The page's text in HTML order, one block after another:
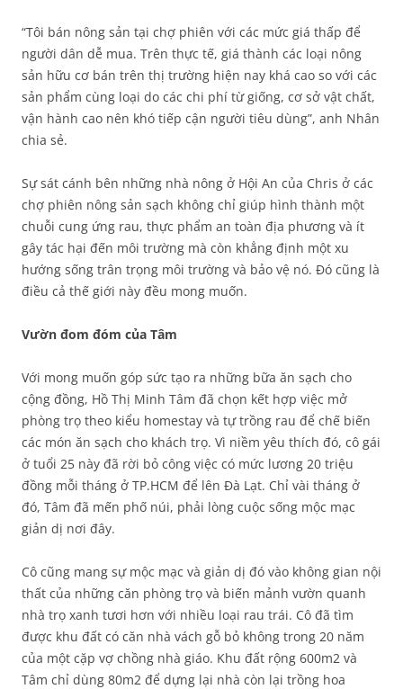
“Tôi bán nông sản tại chợ phiên với các mức giá thấp để
người dân dễ mua. Trên thực tế, giá thành các loại nông
sản hữu cơ bán trên thị trường hiện nay khá cao so với các
sản phẩm cùng loại do các chi phí từ giống, cơ sở vật chất,
vận hành cao nên khó tiếp cận người tiêu dùng”, anh Nhân
chia sẻ.
Sự sát cánh bên những nhà nông ở Hội An của Chris ở các
chợ phiên nông sản sạch không chỉ giúp hình thành một
chuỗi cung ứng rau, thực phẩm an toàn địa phương và ít
gây tác hại đến môi trường mà còn khẳng định một xu
hướng sống trân trọng môi trường và bảo vệ nó. Đó cũng là
điều cả thế giới này đều mong muốn.
Vườn đom đóm của Tâm
Với mong muốn góp sức tạo ra những bữa ăn sạch cho
cộng đồng, Hồ Thị Minh Tâm đã chọn kết hợp việc mở
phòng trọ theo kiểu homestay và tự trồng rau để chế biến
các món ăn sạch cho khách trọ. Vì niềm yêu thích đó, cô gái
ở tuổi 25 này đã rời bỏ công việc có mức lương 20 triệu
đồng mỗi tháng ở TP.HCM để lên Đà Lạt. Chỉ vài tháng ở
đó, Tâm đã mến phố núi, phải lòng cuộc sống mộc mạc
giản dị nơi đây.
Cô cũng mang sự mộc mạc và giản dị đó vào không gian nội
thất của những căn phòng trọ và biến mảnh vườn quanh
nhà trọ xanh tươi hơn với nhiều loại rau trái. Cô đã tìm
được khu đất có căn nhà vách gỗ bỏ không trong 20 năm
của một cặp vợ chồng nhà giáo. Khu đất rộng 600m2 và
Tâm chỉ dùng 80m2 để dựng lại nhà còn lại trồng hoa